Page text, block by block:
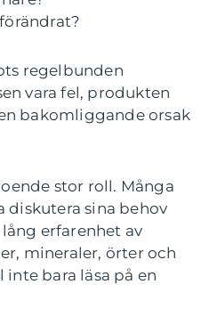
regelbunden
vara fel, produkten
bakomliggande orsak
stor roll. Många
diskutera sina behov
erfarenhet av
mineraler, örter och
bara läsa på en